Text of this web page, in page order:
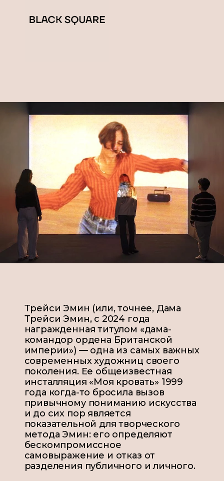
Трейси Эмин (или, точнее, Дама
Трейси Эмин, с 2024 года
награжденная титулом «дама-
командор ордена Британской
империи») — одна из самых важных
современных художниц своего
поколения. Ее общеизвестная
инсталляция «Моя кровать» 1999
года когда-то бросила вызов
привычному пониманию искусства
и до сих пор является
показательной для творческого
метода Эмин: его определяют
бескомпромиссное
самовыражение и отказ от
разделения публичного и личного.